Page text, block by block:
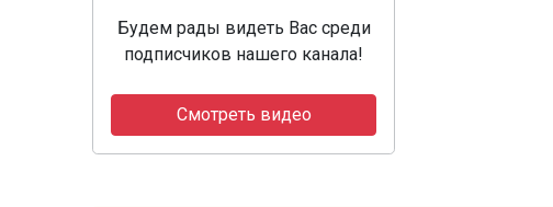
Будем рады видеть Вас среди
подписчиков нашего канала!
Смотреть видео